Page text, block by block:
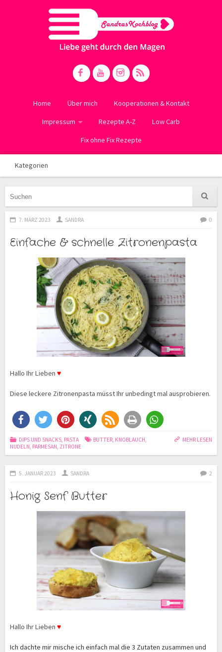
Home Über mich Kooperationen & Kontakt
Impressum Rezepte A-Z Low Carb
Fix ohne Fix Rezepte
Kategorien
7. MÄRZ 2023 SANDRA 0
Einfache & schnelle Zitronenpasta
Hallo Ihr Lieben ♥
Diese leckere Zitronenpasta müsst Ihr unbedingt mal ausprobieren.
MEHR LESEN
DIPS UND SNACKS, PASTA BUTTER, KNOBLAUCH,
NUDELN, PARMESAN, ZITRONE
5. JANUAR 2023 SANDRA 2
Honig Senf Butter
Hallo Ihr Lieben ♥
Ich dachte mir mische ich einfach mal die 3 Zutaten zusammen und